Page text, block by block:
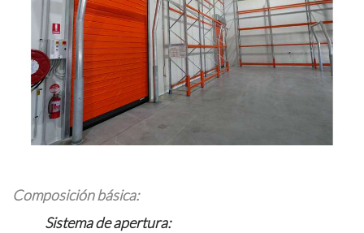
Composición básica:
Sistema de apertura: